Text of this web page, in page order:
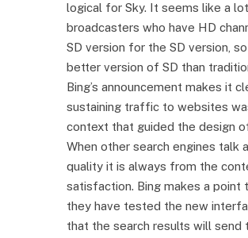
logical for Sky. It seems like a
broadcasters who have HD
SD version for the SD version,
better version of SD than
Bing’s announcement makes it
sustaining traffic to websites
context that guided the design
When other search engines talk
quality it is always from the
satisfaction. Bing makes a point
they have tested the new
that the search results will send